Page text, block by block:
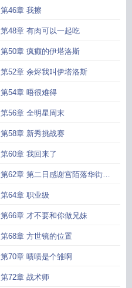
第46章 我擦
第48章 有肉可以一起吃
第50章 疯癫的伊塔洛斯
第52章 余烬我叫伊塔洛斯
第54章 唔很难得
第56章 全明星周末
第58章 新秀挑战赛
第60章 我回来了
第62章 第二日感谢宫陌落华街边
的怪蜀黍
第64章 职业级
第66章 才不要和你做兄妹
第68章 方世镜的位置
第70章 啧啧是个雏啊
第72章 战术师